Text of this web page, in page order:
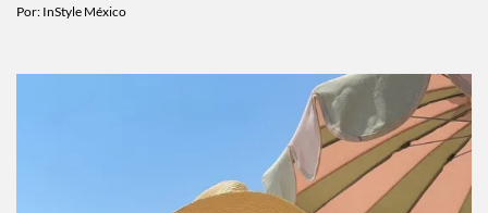
Por: InStyle México